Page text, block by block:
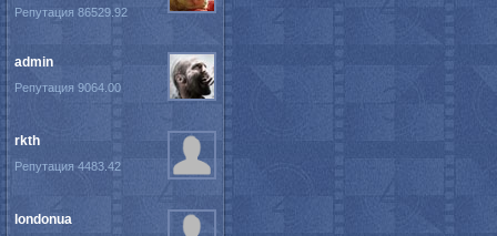
Репутация 86529.92
admin
Репутация 9064.00
rkth
Репутация 4483.42
londonua